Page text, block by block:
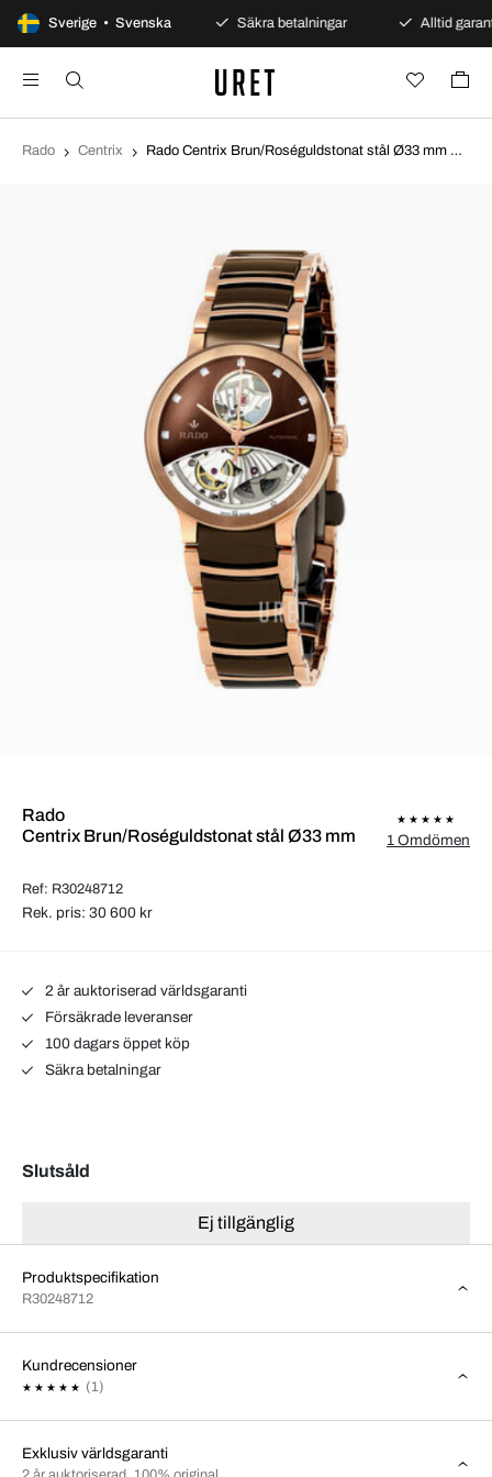
Sverige • Svenska
100 dagars öppet köp Säkra betalningar Alltid
Rado Centrix Rado Centrix Brun/Roséguldstonat stål Ø33 mm R30248712
Rado
Centrix Brun/Roséguldstonat stål Ø33 mm
Ref: R30248712
1 Omdömen
Rek. pris: 30 600 kr
2 år auktoriserad världsgaranti
Försäkrade leveranser
100 dagars öppet köp
Säkra betalningar
Slutsåld
Ej tillgänglig
Produktspecifikation
R30248712
Kundrecensioner
(1)
Exklusiv världsgaranti